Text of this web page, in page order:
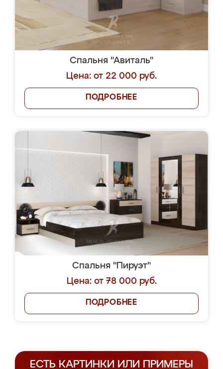
Спальня "Авиталь"
Цена: от 22 000 руб.
ПОДРОБНЕЕ
Спальня "Пируэт"
Цена: от 78 000 руб.
ПОДРОБНЕЕ
ЕСТЬ КАРТИНКИ ИЛИ ПРИМЕРЫ